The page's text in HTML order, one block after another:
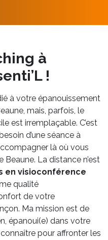
à
!
à votre épanouissement
mais, parfois, le
est irremplaçable. C’est
d’une séance à
là où vous
La distance n’est
en visioconférence
qualité
de votre
Ma mission est de
épanoui(e) dans votre
pour affronter les